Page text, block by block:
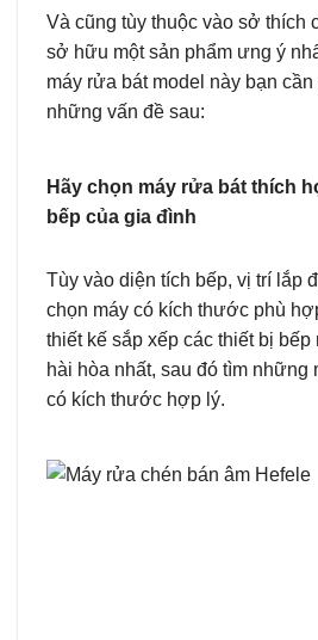
Và cũng tùy thuộc vào sở thích
sở hữu một sản phẩm ưng ý
máy rửa bát model này bạn cần
những vấn đề sau:
Hãy chọn máy rửa bát thích
bếp của gia đình
Tùy vào diện tích bếp, vị trí lắp
chọn máy có kích thước phù
thiết kế sắp xếp các thiết bị bếp
hài hòa nhất, sau đó tìm những
có kích thước hợp lý.